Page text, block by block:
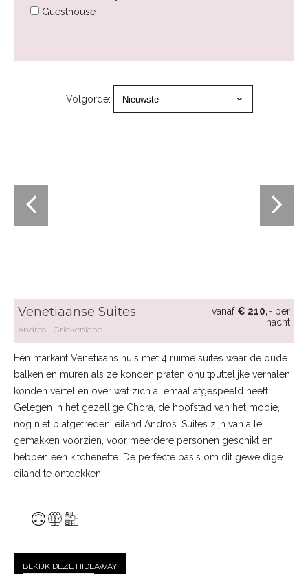
Guesthouse
Volgorde:
vanaf € 210,- per
nacht
Venetiaanse Suites
Andros Griekenland
Een markant Venetiaans huis met 4 ruime suites waar de oude
balken en muren als ze konden praten onuitputtelijke verhalen
konden vertellen over wat zich allemaal afgespeeld heeft.
Gelegen in het gezellige Chora, de hoofstad van het mooie,
nog niet platgetreden, eiland Andros. Suites zijn van alle
gemakken voorzien, voor meerdere personen geschikt en
hebben een kitchenette. De perfecte basis om dit geweldige
eiland te ontdekken!
BEKIJK DEZE HIDEAWAY